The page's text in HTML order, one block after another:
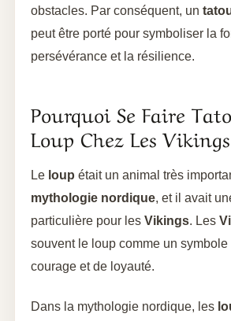
obstacles. Par conséquent, un
peut être porté pour symboliser la
persévérance et la résilience.
Pourquoi Se Faire
Loup Chez Les
Le loup était un animal très
mythologie nordique, et il avait
particulière pour les Vikings. Les
souvent le loup comme un symbole
courage et de loyauté.
Dans la mythologie nordique, les